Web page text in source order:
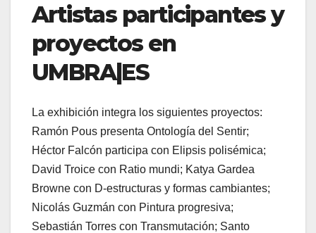
Artistas participantes y
proyectos en
UMBRA|ES
La exhibición integra los siguientes proyectos:
Ramón Pous presenta Ontología del Sentir;
Héctor Falcón participa con Elipsis polisémica;
David Troice con Ratio mundi; Katya Gardea
Browne con D-estructuras y formas cambiantes;
Nicolás Guzmán con Pintura progresiva;
Sebastián Torres con Transmutación; Santo